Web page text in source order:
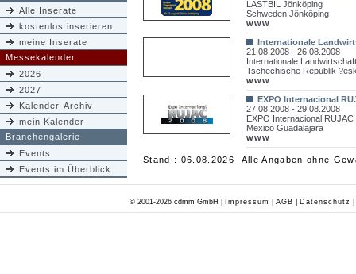
Alle Inserate
kostenlos inserieren
meine Inserate
Messekalender
2026
2027
Kalender-Archiv
mein Kalender
Branchengalerie
Events
Events im Überblick
LASTBIL Jönköping
Schweden Jönköping
www
Internationale
21.08.2008 - 26.08.2008
Internationale
Tschechische Republik
www
EXPO Internacional
27.08.2008 - 29.08.2008
EXPO Internacional RUJAC
Mexico Guadalajara
www
Stand : 06.08.2026 Alle Angaben ohne
© 2001-2026 cdmm GmbH | Impressum AGB Datenschutz